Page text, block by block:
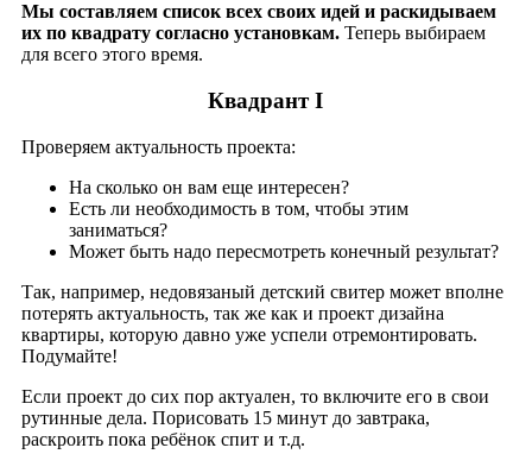
Мы составляем список всех своих идей и раскидываем
их по квадрату согласно установкам.Теперь выбираем
для всего этого время.
Квадрант I
Проверяем актуальность проекта:
На сколько он вам еще интересен?
Есть ли необходимость в том, чтобы этим
заниматься?
Может быть надо пересмотреть конечный результат?
Так, например, недовязаный детский свитер может вполне
потерять актуальность, так же как и проект дизайна
квартиры, которую давно уже успели отремонтировать.
Подумайте!
Если проект до сих пор актуален, то включите его в свои
рутинные дела. Порисовать 15 минут до завтрака,
раскроить пока ребёнок спит и т.д.